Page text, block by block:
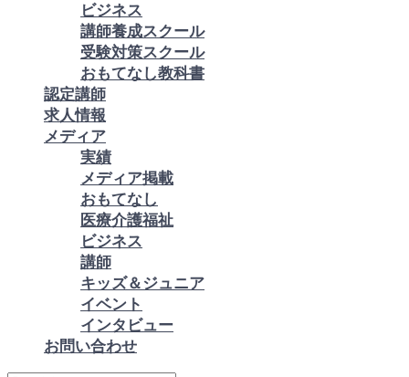
ビジネス
講師養成スクール
受験対策スクール
おもてなし教科書
認定講師
求人情報
メディア
実績
メディア掲載
おもてなし
医療介護福祉
ビジネス
講師
キッズ＆ジュニア
イベント
インタビュー
お問い合わせ